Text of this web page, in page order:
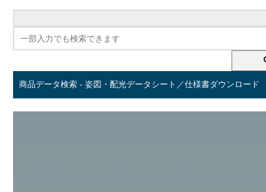
商品データ検索 - 姿図・配光データシート／仕様書ダウンロード